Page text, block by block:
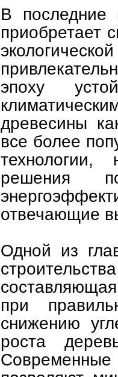
В последние
приобретает
эпоху
древесины
все более
решения
отвечающие
Одной из
при
снижению
роста
Современные